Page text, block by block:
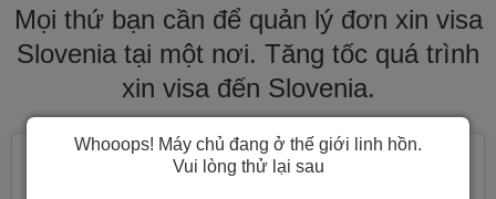
Mọi thứ bạn cần để quản lý đơn xin visa
Slovenia tại một nơi. Tăng tốc quá trình
xin visa đến Slovenia.
Whooops! Máy chủ đang ở thế giới linh hồn.
Vui lòng thử lại sau